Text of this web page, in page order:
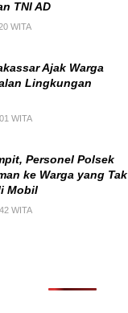
TNI AD
WITA
Ajak Warga
Lingkungan
WITA
Personel Polsek
ke Warga yang Tak
Mobil
WITA